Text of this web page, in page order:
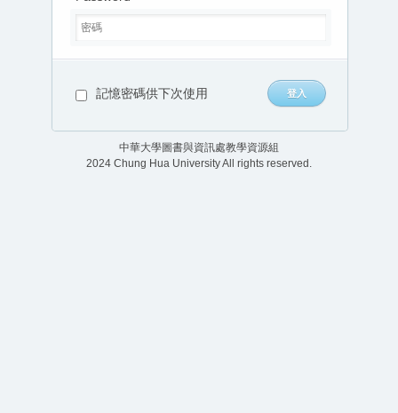
記憶密碼供下次使用
中華大學圖書與資訊處教學資源組
2024 Chung Hua University All rights reserved.